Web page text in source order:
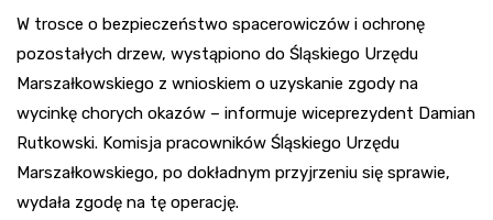
W trosce o bezpieczeństwo spacerowiczów i ochronę
pozostałych drzew, wystąpiono do Śląskiego Urzędu
Marszałkowskiego z wnioskiem o uzyskanie zgody na
wycinkę chorych okazów – informuje wiceprezydent Damian
Rutkowski. Komisja pracowników Śląskiego Urzędu
Marszałkowskiego, po dokładnym przyjrzeniu się sprawie,
wydała zgodę na tę operację.